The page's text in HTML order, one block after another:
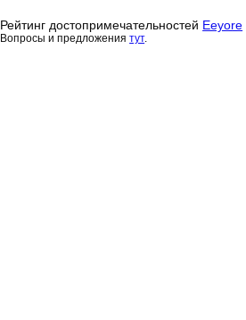
Рейтинг достопримечательностей Eeyore
Вопросы и предложениятут.